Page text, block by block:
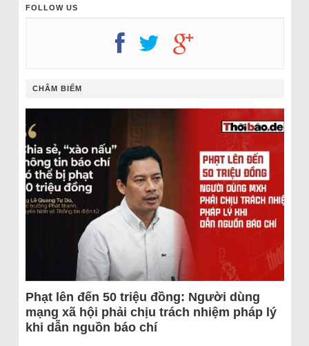
FOLLOW US
CHÂM BIẾM
Phạt lên đến 50 triệu đồng: Người dùng
mạng xã hội phải chịu trách nhiệm pháp lý
khi dẫn nguồn báo chí